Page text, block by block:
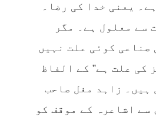
یعنی خدا کی رضا۔
سے معلول ہے۔ مگر
صناعی کوئی علت نہیں
کی علت ہے” کے الفاظ
ہیں۔ زاہد مغل صاحب
سے اشاعرہ کے موقف کو